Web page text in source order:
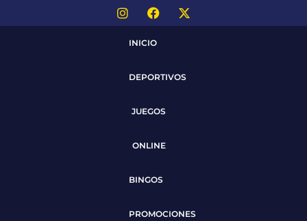
INICIO
DEPORTIVOS
JUEGOS
ONLINE
BINGOS
PROMOCIONES